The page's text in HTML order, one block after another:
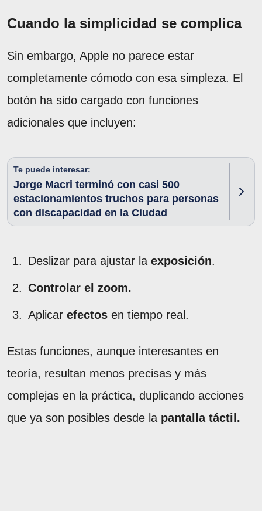
Cuando la simplicidad se complica
Sin embargo, Apple no parece estar
completamente cómodo con esa simpleza. El
botón ha sido cargado con funciones
adicionales que incluyen:
Te puede interesar:
Jorge Macri terminó con casi 500
estacionamientos truchos para personas
con discapacidad en la Ciudad
Deslizar para ajustar la exposición.
Controlar el zoom.
Aplicar efectos en tiempo real.
Estas funciones, aunque interesantes en
teoría, resultan menos precisas y más
complejas en la práctica, duplicando acciones
que ya son posibles desde la pantalla táctil.